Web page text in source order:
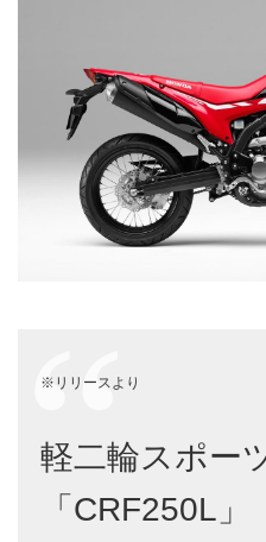
※リリースより
軽二輪スポー
「CRF250L」